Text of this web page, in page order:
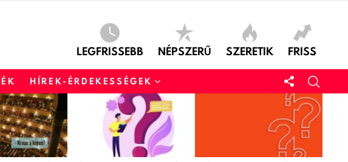
LEGFRISSEBB NÉPSZERŰ SZERETIK FRISS
HÍREK-ÉRDEKESSÉGEK